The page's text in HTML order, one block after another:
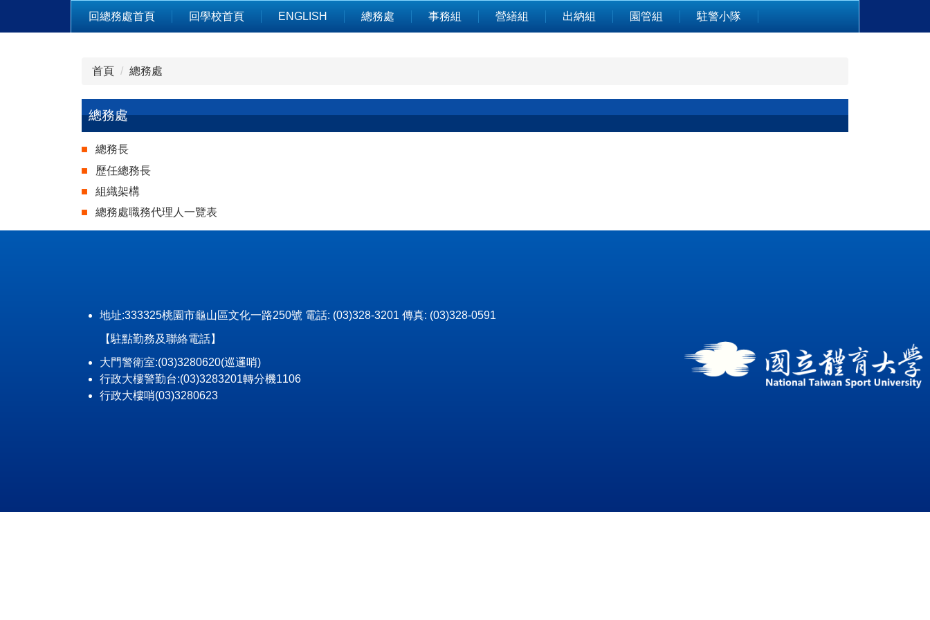
回總務處首頁 回學校首頁 ENGLISH 總務處 事務組 營繕組 出納組 園管組 駐警小隊
首頁 總務處
總務處
總務長
歷任總務長
組織架構
總務處職務代理人一覽表
地址:333325桃園市龜山區文化一路250號 電話: (03)328-3201 傳真: (03)328-0591
【駐點勤務及聯絡電話】
大門警衛室:(03)3280620(巡邏哨)
行政大樓警勤台:(03)3283201轉分機1106
行政大樓哨(03)3280623